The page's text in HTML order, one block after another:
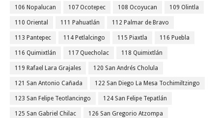
106 Nopalucan 107 Ocotepec 108 Ocoyucan 109 Olintla
110 Oriental 111 Pahuatlán 112 Palmar de Bravo
113 Pantepec 114 Petlalcingo 115 Piaxtla 116 Puebla
116 Quimixtlán 117 Quecholac 118 Quimixtlán
119 Rafael Lara Grajales 120 San Andrés Cholula
121 San Antonio Cañada 122 San Diego La Mesa Tochimiltzingo
123 San Felipe Teotlancingo 124 San Felipe Tepatlán
125 San Gabriel Chilac 126 San Gregorio Atzompa